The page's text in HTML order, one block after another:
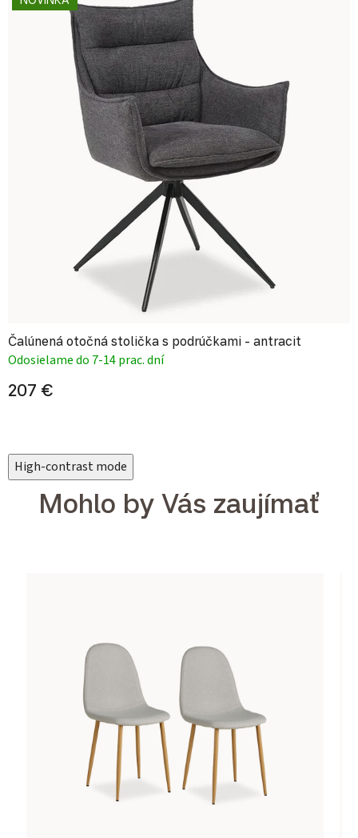
Čalúnená otočná stolička s podrúčkami - antracit
Odosielame do 7-14 prac. dní
207 €
High-contrast mode
Mohlo by Vás zaujímať